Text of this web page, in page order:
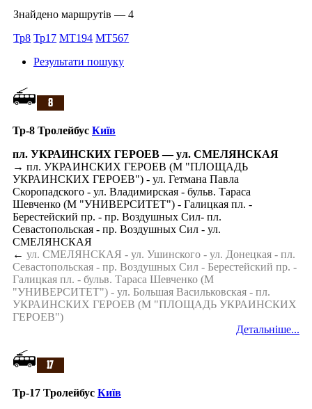
Знайдено маршрутів — 4
Тр8 Тр17 MT194 MT567
Результати пошуку
Тр-8 Тролейбус Київ
пл. УКРАИНСКИХ ГЕРОЕВ — ул. СМЕЛЯНСКАЯ
→ пл. УКРАИНСКИХ ГЕРОЕВ (М "ПЛОЩАДЬ
УКРАИНСКИХ ГЕРОЕВ") - ул. Гетмана Павла
Скоропадского - ул. Владимирская - бульв. Тараса
Шевченко (М "УНИВЕРСИТЕТ") - Галицкая пл. -
Берестейский пр. - пр. Воздушных Сил- пл.
Севастопольская - пр. Воздушных Сил - ул.
СМЕЛЯНСКАЯ
← ул. СМЕЛЯНСКАЯ - ул. Ушинского - ул. Донецкая - пл.
Севастопольская - пр. Воздушных Сил - Берестейский пр. -
Галицкая пл. - бульв. Тараса Шевченко (М
"УНИВЕРСИТЕТ") - ул. Большая Васильковская - пл.
УКРАИНСКИХ ГЕРОЕВ (М "ПЛОЩАДЬ УКРАИНСКИХ
ГЕРОЕВ")
Детальніше...
Тр-17 Тролейбус Київ